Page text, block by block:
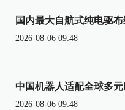
国内最大自航式纯电驱
2026-08-06 09:48
中国机器人适配全球多
2026-08-06 09:48